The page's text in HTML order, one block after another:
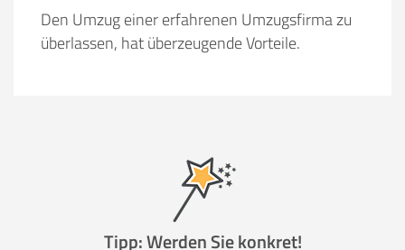
Den Umzug einer erfahrenen Umzugsfirma zu
überlassen, hat überzeugende Vorteile.
Tipp: Werden Sie konkret!